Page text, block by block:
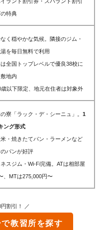
特典
なく穏やかな気候。隣接のジム・
を毎日無料で利用
は全国トップレベルで優良38校に
地内
歳以下限定、地元在住者は対象外
寮「ラック・デ・シーニュ」。 1
ング形式
米・焼きたてパン・ラーメンなど
パンが好評
ネスジム・Wi-Fi完備。ATは相部屋
、MTは275,000円〜
割引！ ／
で教習所を探す